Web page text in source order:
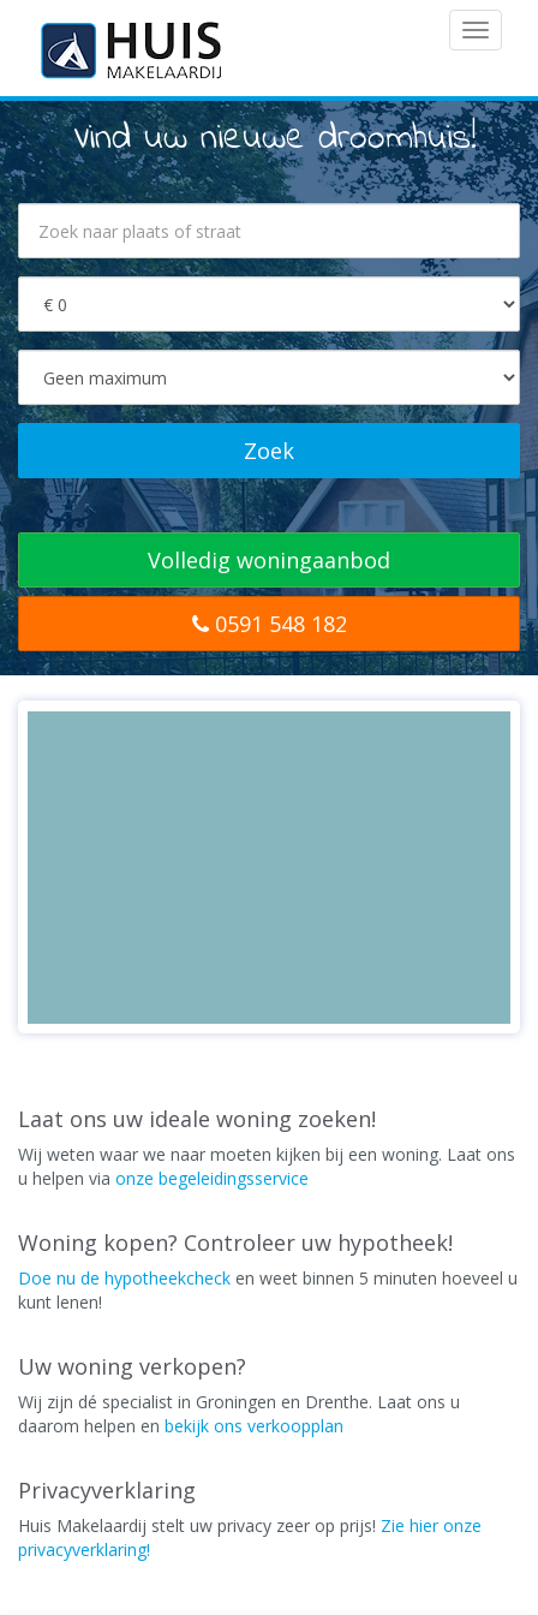
MENU
Vind uw nieuwe droomhuis!
Zoek
naar
plaats
of
straat
Prijs
van
Prijs
tot
Zoek
Volledig woningaanbod
0591 548 182
Laat ons uw ideale woning zoeken!
Wij weten waar we naar moeten kijken bij een woning. Laat ons
u helpen via onze begeleidingsservice
Woning kopen? Controleer uw hypotheek!
Doe nu de hypotheekcheck en weet binnen 5 minuten hoeveel u
kunt lenen!
Uw woning verkopen?
Wij zijn dé specialist in Groningen en Drenthe. Laat ons u
daarom helpen en bekijk ons verkoopplan
Privacyverklaring
Huis Makelaardij stelt uw privacy zeer op prijs! Zie hier onze
privacyverklaring!